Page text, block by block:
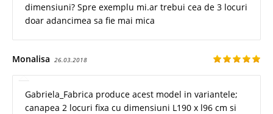
dimensiuni? Spre exemplu mi.ar trebui cea de 3 locuri
doar adancimea sa fie mai mica
Monalisa 26.03.2018
Gabriela_Fabrica produce acest model in variantele;
canapea 2 locuri fixa cu dimensiuni L190 x l96 cm si